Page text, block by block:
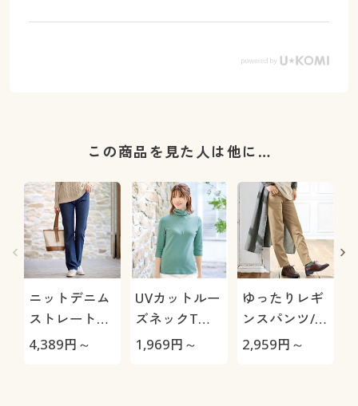
この商品を見た人は他に…
ニットデニム
ストレートパ
ンツ(スマート
4,389円～
UVカットルー
ズネックTシ
ャツ(7分袖)
1,969円～
ゆったりレギ
ンスパンツ/細
見えが叶うら
2,959円～